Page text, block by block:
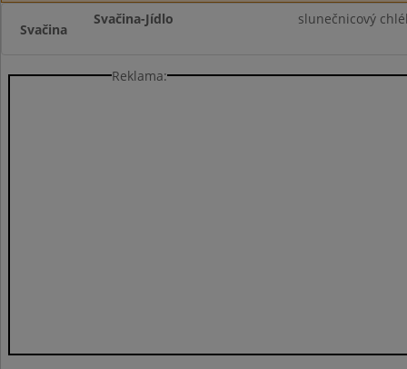
Svačina
Svačina-Jídlo slunečnicový
Reklama: